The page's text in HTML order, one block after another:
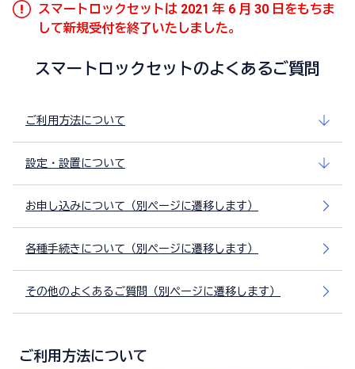
スマートロックセットは 2021 年 6 月 30 日をもちま
して新規受付を終了いたしました。
スマートロックセットのよくあるご質問
ご利用方法について
設定・設置について
お申し込みについて（別ページに遷移します）
各種手続きについて（別ページに遷移します）
その他のよくあるご質問（別ページに遷移します）
ご利用方法について